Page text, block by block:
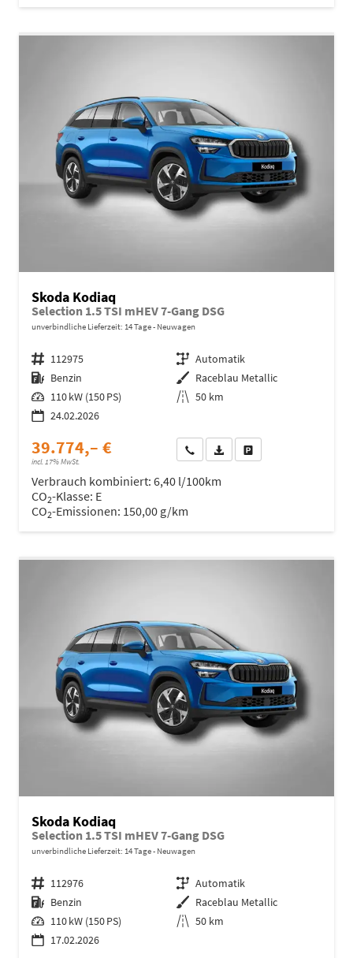
Skoda Kodiaq
Selection 1.5 TSI mHEV 7-Gang DSG
unverbindliche Lieferzeit: 14 Tage Neuwagen
Fahrzeugnr. 112975 Getriebe Automatik
Kraftstoff Benzin Außenfarbe Raceblau Metallic
Leistung 110 kW (150 PS) Kilometerstand 50 km
24.02.2026
39.774,– €
incl. 17% MwSt.
Wir rufen Sie anFahrzeugexposé (PDF)
Verbrauch kombiniert: 6,40 l/100km
CO2-Klasse: E
CO2-Emissionen: 150,00 g/km
Skoda Kodiaq
Selection 1.5 TSI mHEV 7-Gang DSG
unverbindliche Lieferzeit: 14 Tage Neuwagen
Fahrzeugnr. 112976 Getriebe Automatik
Kraftstoff Benzin Außenfarbe Raceblau Metallic
Leistung 110 kW (150 PS) Kilometerstand 50 km
17.02.2026